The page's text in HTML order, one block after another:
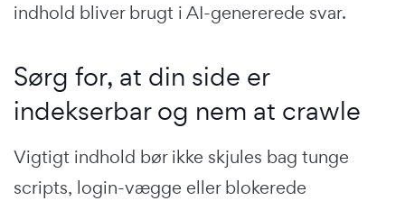
indhold bliver brugt i AI-genererede svar.
Sørg for, at din side er
indekserbar og nem at crawle
Vigtigt indhold bør ikke skjules bag tunge
scripts, login-vægge eller blokerede